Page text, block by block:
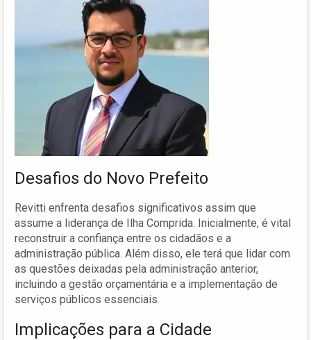
Desafios do Novo Prefeito
Revitti enfrenta desafios significativos assim que
assume a liderança de Ilha Comprida. Inicialmente, é vital
reconstruir a confiança entre os cidadãos e a
administração pública. Além disso, ele terá que lidar com
as questões deixadas pela administração anterior,
incluindo a gestão orçamentária e a implementação de
serviços públicos essenciais.
Implicações para a Cidade